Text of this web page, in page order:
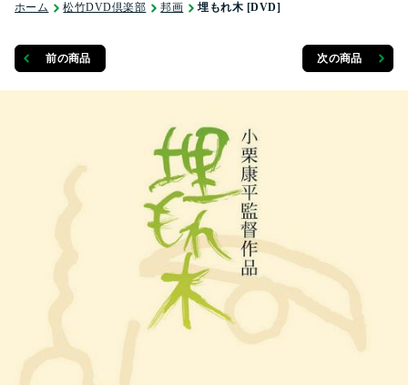
ホーム 松竹DVD倶楽部 邦画 埋もれ木 [DVD]
前の商品 次の商品